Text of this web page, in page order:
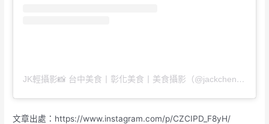
JK輕攝影📸 台中美食丨彰化美食丨美食攝影（@jackchen718）分享的貼文
文章出處：https://www.instagram.com/p/CZCIPD_F8yH/